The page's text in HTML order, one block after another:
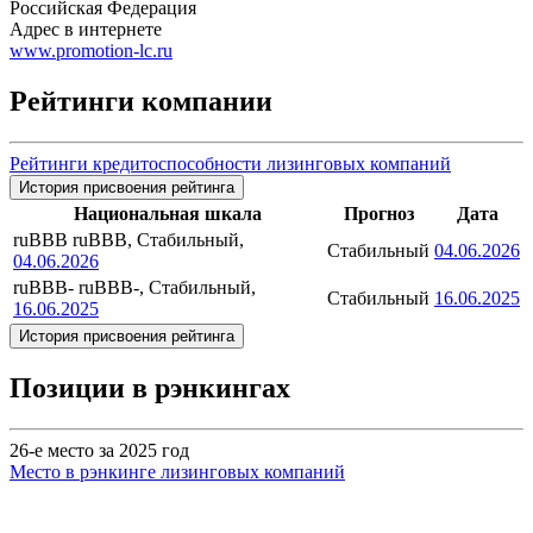
Российская Федерация
Адрес в интернете
www.promotion-lc.ru
Рейтинги компании
Рейтинги кредитоспособности лизинговых компаний
История присвоения рейтинга
Национальная шкала Прогноз
Дата
ruBBB ruBBB, Стабильный,
04.06.2026
Стабильный 04.06.2026
ruBBB- ruBBB-, Стабильный,
16.06.2025
Стабильный 16.06.2025
История присвоения рейтинга
Позиции в рэнкингах
26-е место за 2025 год
Место в рэнкинге лизинговых компаний